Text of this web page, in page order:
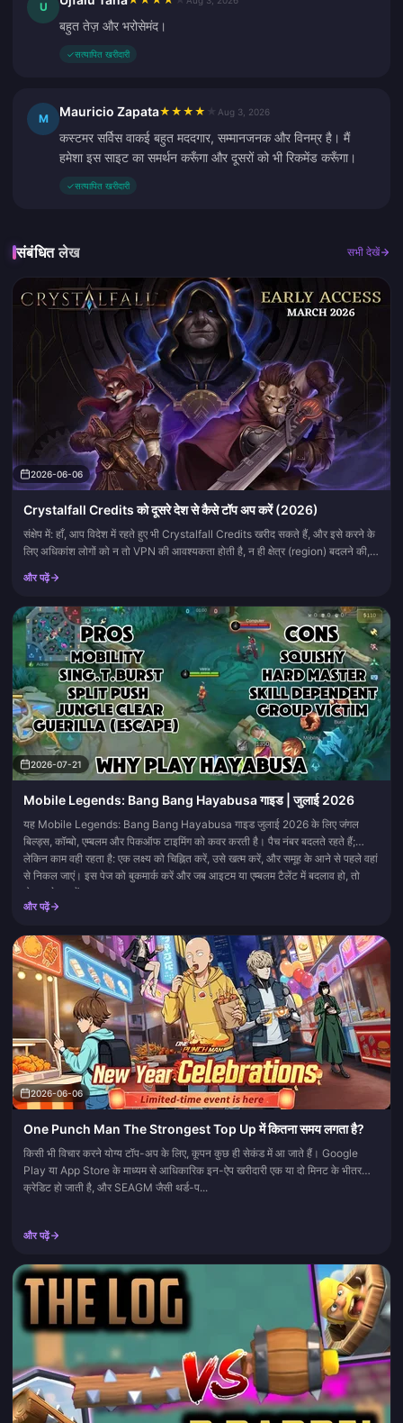
U
बहुत तेज़ और भरोसेमंद।
✓सत्यापित खरीदारी
M Mauricio Zapata★ ★ ★ ★ Aug 3, 2026
कस्टमर सर्विस वाकई बहुत मददगार, सम्मानजनक और विनम्र है। मैं
हमेशा इस साइट का समर्थन करूँगा और दूसरों को भी रिकमेंड करूँगा।
✓सत्यापित खरीदारी
संबंधित लेख सभी देखें
2026-06-06
Crystalfall Credits को दूसरे देश से कैसे टॉप अप करें (2026)
संक्षेप में: हाँ, आप विदेश में रहते हुए भी Crystalfall Credits खरीद सकते हैं, और इसे करने के
लिए अधिकांश लोगों को न तो VPN की आवश्यकता होती है, न ही क्षेत्र (region) बदलने की,
और न ही किसी काल्पनिक...
और पढ़ें
2026-07-21
Mobile Legends: Bang Bang Hayabusa गाइड | जुलाई 2026
यह Mobile Legends: Bang Bang Hayabusa गाइड जुलाई 2026 के लिए जंगल
बिल्ड्स, कॉम्बो, एम्बलम और पिकऑफ टाइमिंग को कवर करती है। पैच नंबर बदलते रहते हैं;
लेकिन काम वही रहता है: एक लक्ष्य को चिह्नित करें, उसे खत्म करें, और समूह के आने से पहले वहां
से निकल जाएं। इस पेज को बुकमार्क करें और जब आइटम या एम्बलम टैलेंट में बदलाव हो, तो
दोबारा चेक करें।
और पढ़ें
2026-06-06
One Punch Man The Strongest Top Up में कितना समय लगता है?
किसी भी विचार करने योग्य टॉप-अप के लिए, कूपन कुछ ही सेकंड में आ जाते हैं। Google
Play या App Store के माध्यम से आधिकारिक इन-ऐप खरीदारी एक या दो मिनट के भीतर
क्रेडिट हो जाती है, और SEAGM जैसी थर्ड-प...
और पढ़ें